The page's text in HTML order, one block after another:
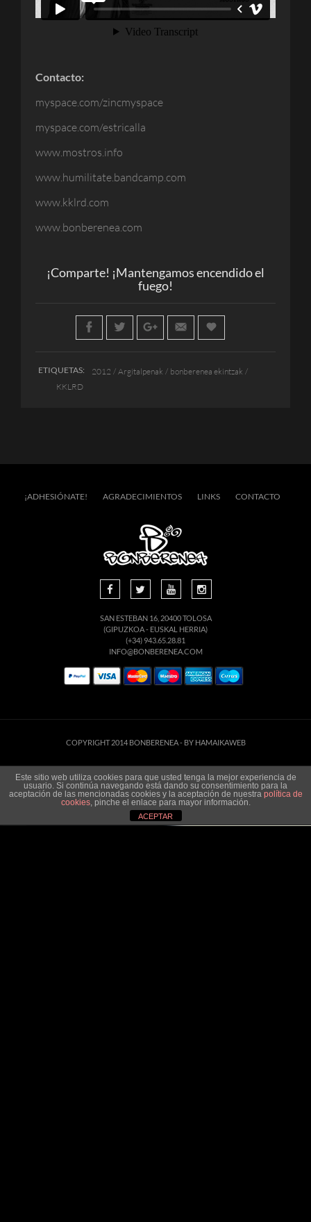
Contacto:
myspace.com/zincmyspace
myspace.com/estricalla
www.mostros.info
www.humilitate.bandcamp.com
www.kklrd.com
www.bonberenea.com
¡Comparte! ¡Mantengamos encendido el
fuego!
ETIQUETAS: 2012 Argitalpenak
bonberenea ekintzak
KKLRD
¡ADHESIÓNATE! AGRADECIMIENTOS LINKS CONTACTO
SAN ESTEBAN 16, 20400 TOLOSA
(GIPUZKOA - EUSKAL HERRIA)
(+34) 943.65.28.81
INFO@BONBERENEA.COM
COPYRIGHT 2014 BONBERENEA - BY HAMAIKAWEB
Este sitio web utiliza cookies para que usted tenga la mejor experiencia de
usuario. Si continúa navegando está dando su consentimiento para la
aceptación de las mencionadas cookies y la aceptación de nuestra política de
cookies, pinche el enlace para mayor información.
ACEPTAR